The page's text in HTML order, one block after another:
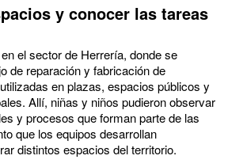
y conocer las tareas
el sector de Herrería, donde se
de reparación y fabricación de
en plazas, espacios públicos y
Allí, niñas y niños pudieron observar
y procesos que forman parte de las
que los equipos desarrollan
distintos espacios del territorio.